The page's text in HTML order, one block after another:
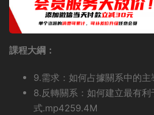
課程大綱：
9.需求：如何占據關系中的
8.反轉關系：如何建立最有利
式.mp4259.4M